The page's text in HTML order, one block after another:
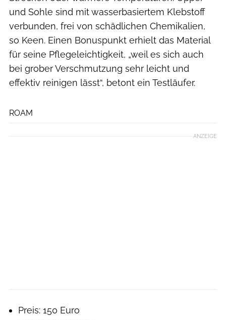
und Sohle sind mit wasserbasiertem Klebstoff
verbunden, frei von schädlichen Chemikalien,
so Keen. Einen Bonuspunkt erhielt das Material
für seine Pflegeleichtigkeit, „weil es sich auch
bei grober Verschmutzung sehr leicht und
effektiv reinigen lässt“, betont ein Testläufer.
ROAM
ANZEIGE
Preis: 150 Euro